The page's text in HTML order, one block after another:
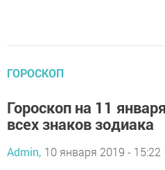
ГОРОСКОП
Гороскоп на 11
всех знаков зодиака
Admin, 10 января 2019 - 15:22